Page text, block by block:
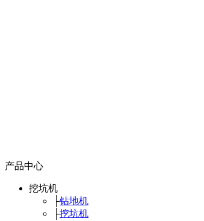
产品中心
挖坑机
├钻地机
├挖坑机